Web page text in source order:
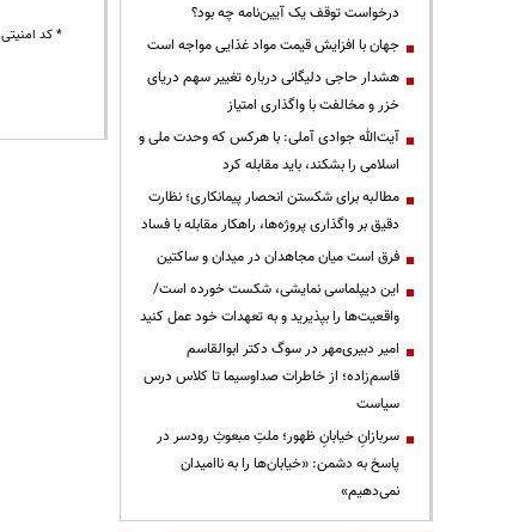
* کد امنیتی
درخواست توقف یک آیین‌نامه چه بود؟
جهان با افزایش قیمت مواد غذایی مواجه است
هشدار حاجی دلیگانی درباره تغییر سهم دریای
خزر و مخالفت با واگذاری امتیاز
آیت‌الله جوادی آملی: با هرکس که وحدت ملی و
اسلامی را بشکند، باید مقابله کرد
مطالبه برای شکستن انحصار پیمانکاری؛ نظارت
دقیق بر واگذاری پروژه‌ها، راهکار مقابله با فساد
فرق است میان مجاهدان در میدان و ساکتین
این دیپلماسی نمایشی، شکست خورده است/
واقعیت‌ها را بپذیرید و به تعهدات خود عمل کنید
امیر دبیری‌مهر در سوگ دکتر ابوالقاسم
قاسم‌زاده؛ از خاطرات صداوسیما تا کلاس درس
سیاست
سربازانِ خیابانِ ظهور؛ ملتِ مبعوثِ رودسر در
پاسخ به دشمن: «خیابان‌ها را به ناامیدان
نمی‌دهیم»